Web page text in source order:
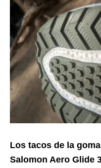
Los tacos de la
Salomon Aero Glide